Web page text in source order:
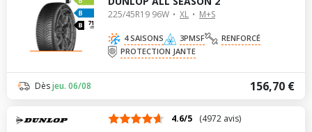
71
dB
225/45R19 96W XL M+S
4 SAISONS 3PMSF
RENFORCÉ
PROTECTION JANTE
156,70 €
Dèsjeu. 06/08
4.6/5 (4972 avis)